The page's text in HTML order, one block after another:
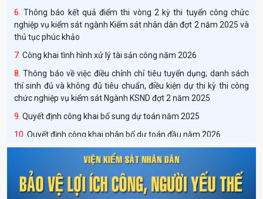
Thông báo kết quả điểm thi vòng 2 kỳ thi tuyển công chửc
nghiệp vụ kiểm sát ngành Kiểm sát nhân dân đợt 2 năm 2025 và
thủ tục phúc khảo
Công khai tình hình xử lý tài sản công năm 2026
Thông báo về việc điều chỉnh chỉ tiêu tuyển dụng; danh sách
thí sinh đủ và không đủ tiêu chuẩn, điều kiện dự thi kỳ thi công
chức nghiệp vụ kiểm sát Ngành KSND đợt 2 năm 2025
Quyết định công khai bổ sung dự toán năm 2025
Quyết định công khai phân bổ dự toán đầu năm 2026
Thông báo tuyển dụng công chức ngành Kiểm sát nhân dân
năm 2026 theo Nghị định số 179/2024/NĐ-CP
Quyết định về việc công bố công khai phân bổ dự toán ngân
sách Nhà nước năm 2026 của Viện kiểm sát nhân dân tỉnh